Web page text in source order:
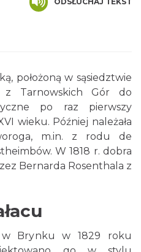
położoną w sąsiedztwie
z Tarnowskich Gór do
po raz pierwszy
wieku. Później należała
m.in. z rodu de
W 1818 r. dobra
Bernarda Rosenthala z
w Brynku w 1829 roku